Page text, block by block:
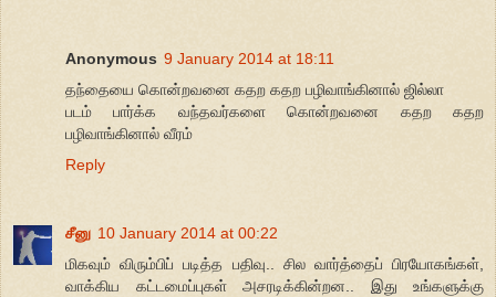
Anonymous 9 January 2014 at 18:11
தந்தையை கொன்றவனை கதற கதற பழிவாங்கினால் ஜில்லா
படம் பார்க்க வந்தவர்களை கொன்றவனை கதற கதற
பழிவாங்கினால் வீரம்
Reply
சீனு 10 January 2014 at 00:22
மிகவும் விரும்பிப் படித்த பதிவு.. சில வார்த்தைப் பிரயோகங்கள்,
வாக்கிய கட்டமைப்புகள் அசரடிக்கின்றன.. இது உங்களுக்கு